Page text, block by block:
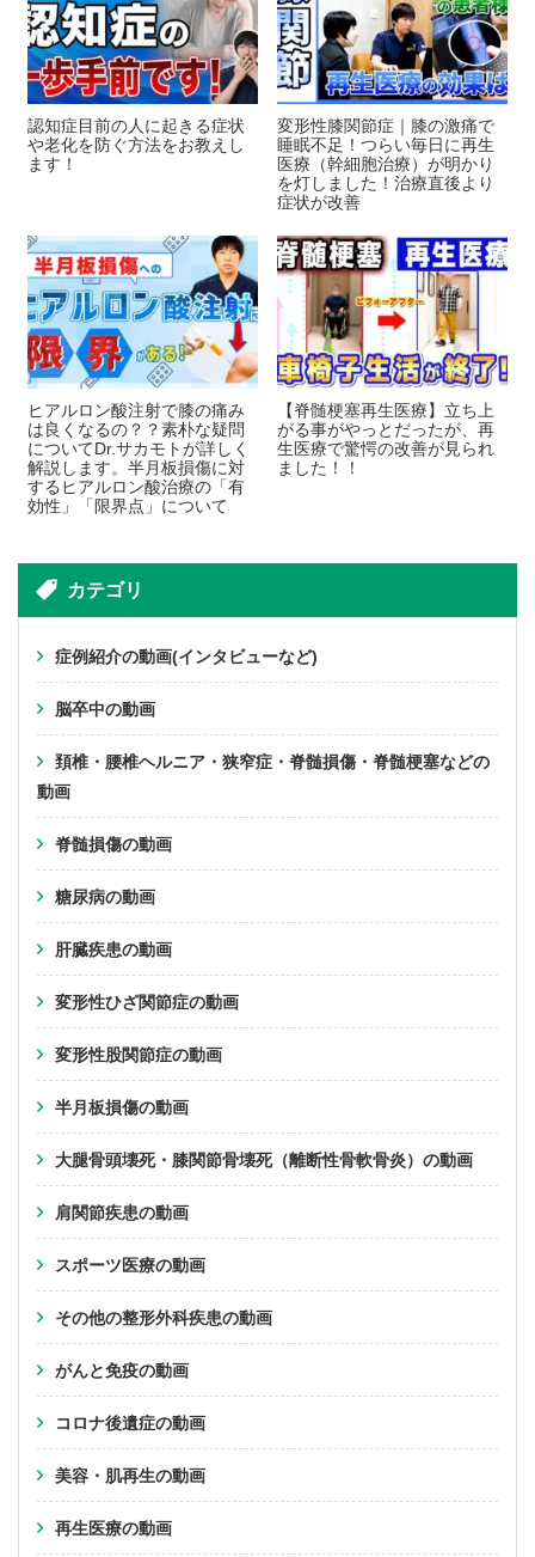
認知症目前の人に起きる症状
や老化を防ぐ方法をお教えし
ます！
変形性膝関節症｜膝の激痛で
睡眠不足！つらい毎日に再生
医療（幹細胞治療）が明かり
を灯しました！治療直後より
症状が改善
ヒアルロン酸注射で膝の痛み
は良くなるの？？素朴な疑問
についてDr.サカモトが詳しく
解説します。半月板損傷に対
するヒアルロン酸治療の「有
効性」「限界点」について
【脊髄梗塞再生医療】立ち上
がる事がやっとだったが、再
生医療で驚愕の改善が見られ
ました！！
カテゴリ
症例紹介の動画(インタビューなど)
脳卒中の動画
頚椎・腰椎ヘルニア・狭窄症・脊髄損傷・脊髄梗塞などの
動画
脊髄損傷の動画
糖尿病の動画
肝臓疾患の動画
変形性ひざ関節症の動画
変形性股関節症の動画
半月板損傷の動画
大腿骨頭壊死・膝関節骨壊死（離断性骨軟骨炎）の動画
肩関節疾患の動画
スポーツ医療の動画
その他の整形外科疾患の動画
がんと免疫の動画
コロナ後遺症の動画
美容・肌再生の動画
再生医療の動画